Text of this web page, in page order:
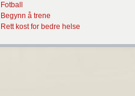
Fotball
Begynn å trene
Rett kost for bedre helse